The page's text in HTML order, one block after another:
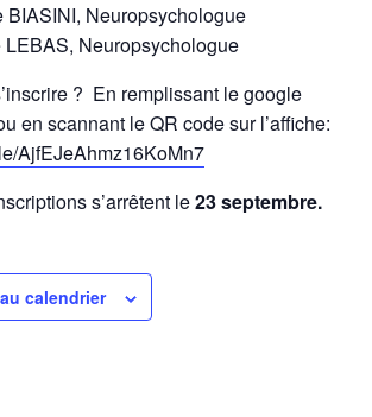
BIASINI, Neuropsychologue
LEBAS, Neuropsychologue
? En remplissant le google
en scannant le QR code sur l’affiche:
AjfEJeAhmz16KoMn7
s’arrêtent le23 septembre.
calendrier